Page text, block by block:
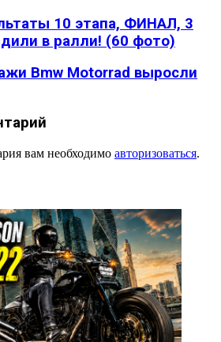
10 этапа, ФИНАЛ, 3
в ралли! (60 фото)
Bmw Motorrad выросли
вам необходимо авторизоваться.